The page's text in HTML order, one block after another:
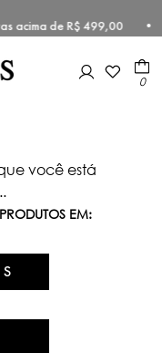
acima de R$
0
você está
EM: